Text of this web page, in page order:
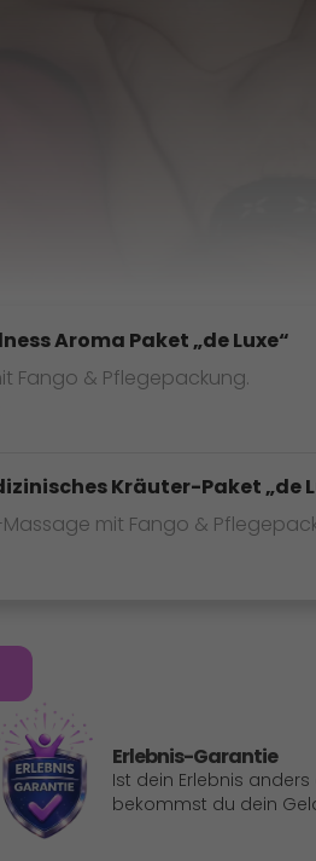
Aroma Paket „de Luxe“
Fango & Pflegepackung.
Kräuter-Paket „de
mit Fango &
Erlebnis-Garantie
Ist dein Erlebnis
bekommst du dein